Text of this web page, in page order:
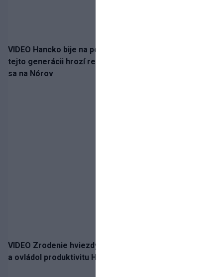
VIDEO Hancko bije na poplach! Zaspali sme dobu, po
tejto generácii hrozí reprezentačné prázdno. Pozrime
sa na Nórov
VIDEO Zrodenie hviezdy: Tomáš Selič zničil Švajčiarov
a ovládol produktivitu Hlinka Gretzky Cupu